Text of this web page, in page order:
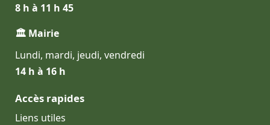
8 h à 11 h 45
🏛 Mairie
Lundi, mardi, jeudi, vendredi
14 h à 16 h
Accès rapides
Liens utiles